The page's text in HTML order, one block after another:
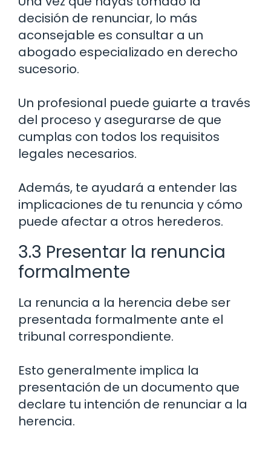
decisión de renunciar, lo más
aconsejable es consultar a un
abogado especializado en derecho
sucesorio.
Un profesional puede guiarte a través
del proceso y asegurarse de que
cumplas con todos los requisitos
legales necesarios.
Además, te ayudará a entender las
implicaciones de tu renuncia y cómo
puede afectar a otros herederos.
3.3 Presentar la renuncia
formalmente
La renuncia a la herencia debe ser
presentada formalmente ante el
tribunal correspondiente.
Esto generalmente implica la
presentación de un documento que
declare tu intención de renunciar a la
herencia.